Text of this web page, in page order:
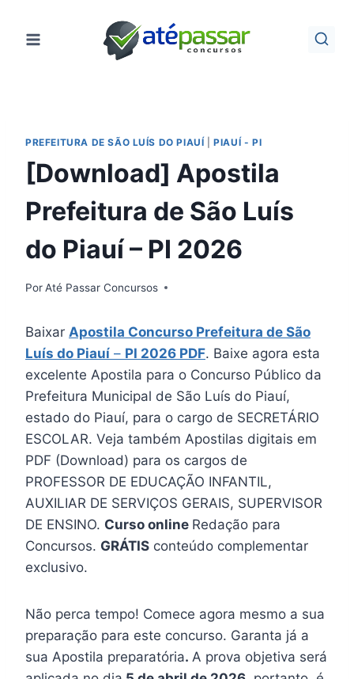
para
PREFEITURA DE SÃO LUÍS DO PIAUÍ |PIAUÍ - PI
[Download] Apostila
Prefeitura de São Luís
do Piauí – PI 2026
PorAté Passar Concursos
Baixar Apostila Concurso Prefeitura de São
Luís do Piauí – PI 2026 PDF. Baixe agora esta
excelente Apostila para o Concurso Público da
Prefeitura Municipal de São Luís do Piauí,
estado do Piauí, para o cargo de SECRETÁRIO
ESCOLAR. Veja também Apostilas digitais em
PDF (Download) para os cargos de
PROFESSOR DE EDUCAÇÃO INFANTIL,
AUXILIAR DE SERVIÇOS GERAIS, SUPERVISOR
DE ENSINO. Curso online Redação para
Concursos. GRÁTIS conteúdo complementar
exclusivo.
Não perca tempo! Comece agora mesmo a sua
preparação para este concurso. Garanta já a
sua Apostila preparatória. A prova objetiva será